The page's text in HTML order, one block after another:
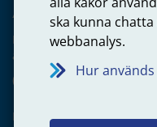
ska kunna
webbanalys.
Hur
Arbetsgivare
Frågor om administration
anställning
060-18 75 03
Kontakta oss